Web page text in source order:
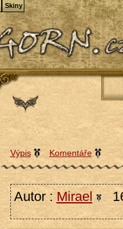
Výpis Komentáře
Autor : Mirael
Skiny